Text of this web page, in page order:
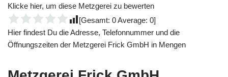
Klicke hier, um diese Metzgerei zu bewerten
[Gesamt: 0Average: 0]
Hier findest Du die Adresse, Telefonnummer und die
Öffnungszeiten der Metzgerei Frick GmbH in Mengen